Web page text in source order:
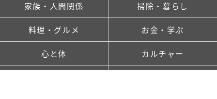
家族・人間関係 掃除・暮らし
料理・グルメ お金・学ぶ
心と体 カルチャー